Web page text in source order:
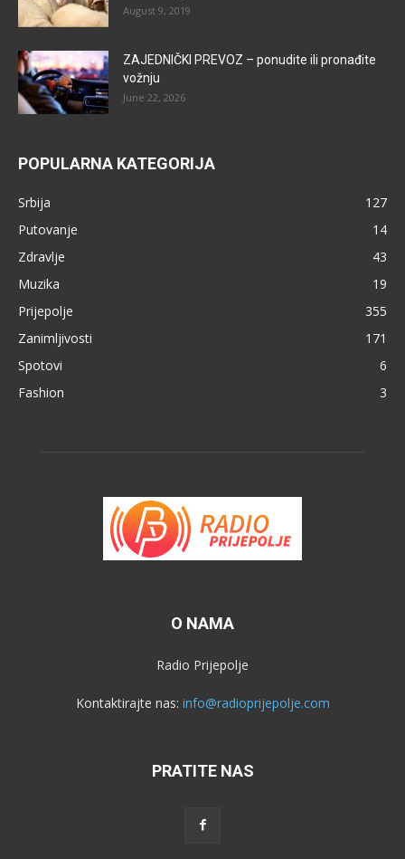
August 9, 2019
ZAJEDNIČKI PREVOZ – ponudite ili pronađite
vožnju
June 22, 2026
POPULARNA KATEGORIJA
Srbija
127
Putovanje
14
Zdravlje
43
Muzika
19
Prijepolje
355
Zanimljivosti
171
Spotovi
6
Fashion
3
O NAMA
Radio Prijepolje
Kontaktirajte nas: info@radioprijepolje.com
PRATITE NAS